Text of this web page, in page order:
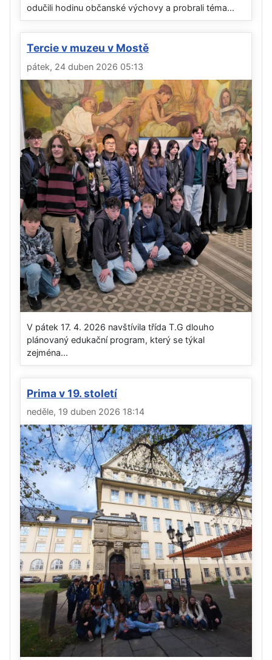
odučili hodinu občanské výchovy a probrali téma...
Tercie v muzeu v Mostě
pátek, 24 duben 2026 05:13
V pátek 17. 4. 2026 navštívila třída T.G dlouho
plánovaný edukační program, který se týkal
zejména...
Prima v 19. století
neděle, 19 duben 2026 18:14